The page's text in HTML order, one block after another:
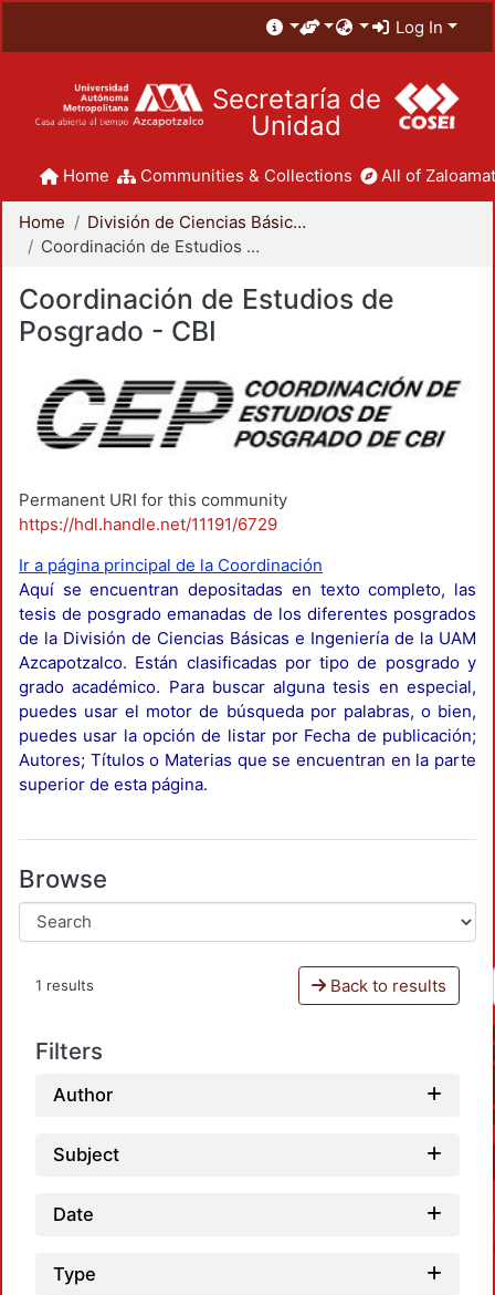
Log In
Secretaría de
Unidad
Home Communities & Collections All of
Home
División de Ciencias Básicas e Ingeniería
Coordinación de Estudios de Posgrado - CBI
Coordinación de Estudios de
Posgrado - CBI
Permanent URI for this community
https://hdl.handle.net/11191/6729
Ir a página principal de la Coordinación
Aquí se encuentran depositadas en texto completo, las
tesis de posgrado emanadas de los diferentes posgrados
de la División de Ciencias Básicas e Ingeniería de la UAM
Azcapotzalco. Están clasificadas por tipo de posgrado y
grado académico. Para buscar alguna tesis en especial,
puedes usar el motor de búsqueda por palabras, o bien,
puedes usar la opción de listar por Fecha de publicación;
Autores; Títulos o Materias que se encuentran en la parte
superior de esta página.
Browse
1 results Back to results
Filters
Author
Subject
Date
Type